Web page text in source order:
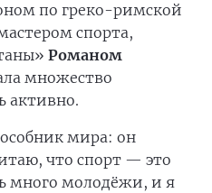
по греко-римской
спорта,
Романом
множество
активно.
мира: он
что спорт — это
много молодёжи, и я